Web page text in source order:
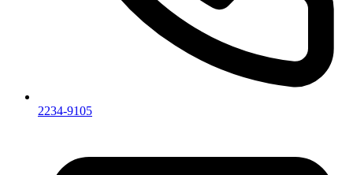
2234-9105